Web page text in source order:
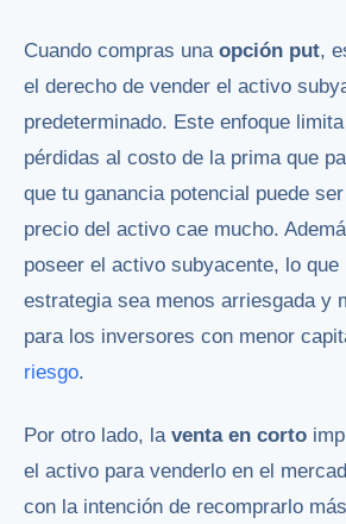
Cuando compras una opción put,
el derecho de vender el activo
predeterminado. Este enfoque
pérdidas al costo de la prima que
que tu ganancia potencial puede
precio del activo cae mucho.
poseer el activo subyacente, lo que
estrategia sea menos arriesgada y
para los inversores con menor
riesgo.
Por otro lado, la venta en corto
el activo para venderlo en el
con la intención de recomprarlo